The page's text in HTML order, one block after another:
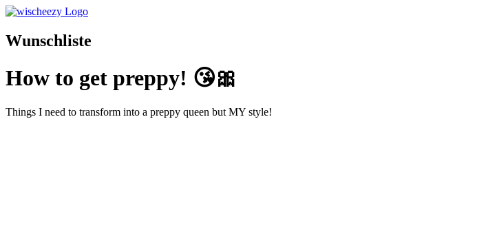
Wunschliste
How to get preppy! 😘🎀
Things I need to transform into a preppy queen but MY style!